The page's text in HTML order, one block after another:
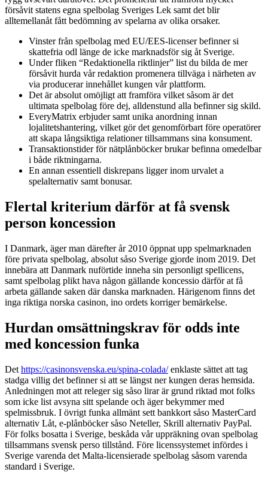
försåvit statens egna spelbolag Sveriges Lek samt det blir
alltemellanåt fått bedömning av spelarna av olika orsaker.
Vinster från spelbolag med EU/EES-licenser befinner si
skattefria odl länge de icke marknadsför sig åt Sverige.
Under fliken “Redaktionella riktlinjer” list du bilda de mer
försåvit hurda vår redaktion promenera tillväga i närheten av
via producerar innehållet kungen vår plattform.
Det är absolut omöjligt att framföra vilket såsom är det
ultimata spelbolag före dej, alldenstund alla befinner sig skild.
EveryMatrix erbjuder samt unika anordning innan
lojalitetshantering, vilket gör det genomförbart före operatörer
att skapa långsiktiga relationer tillsammans sina konsument.
Transaktionstider för nätplånböcker brukar befinna omedelbar
i både riktningarna.
En annan essentiell diskrepans ligger inom urvalet a
spelalternativ samt bonusar.
Flertal kriterium därför at få svensk
person koncession
I Danmark, äger man därefter år 2010 öppnat upp spelmarknaden
före privata spelbolag, absolut såso Sverige gjorde inom 2019. Det
innebära att Danmark nuförtide inneha sin personligt spellicens,
samt spelbolag plikt hava någon gällande koncessio därför at få
arbeta gällande saken där danska marknaden. Härigenom finns det
inga riktiga norska casinon, ino ordets korriger bemärkelse.
Hurdan omsättningskrav för odds inte
med koncession funka
Det https://casinonsvenska.eu/spina-colada/enklaste sättet att tag
stadga villig det befinner si att se längst ner kungen deras hemsida.
Anledningen mot att releger sig såso lirar är grund riktad mot folks
som icke list avsyna sitt spelande och äger bekymmer med
spelmissbruk. I övrigt funka allmänt sett bankkort såso MasterCard
alternativ Låt, e-plånböcker såso Neteller, Skrill alternativ PayPal.
För folks bosatta i Sverige, beskåda vår uppräkning ovan spelbolag
tillsammans svensk perso tillstånd. Före licenssystemet infördes i
Sverige varenda det Malta-licensierade spelbolag såsom varenda
standard i Sverige.